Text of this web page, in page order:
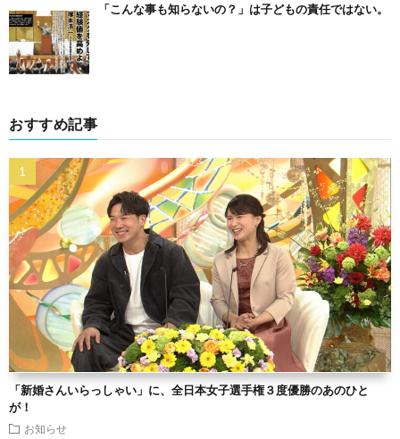
「こんな事も知らないの？」は子どもの責任ではない。
おすすめ記事
「新婚さんいらっしゃい」に、全日本女子選手権３度優勝のあのひと
が！
お知らせ